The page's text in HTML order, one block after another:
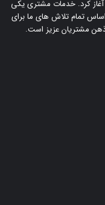
کرد. خدمات مشتری یکی
تمام تلاش های ما برای
مشتریان عزیز است.